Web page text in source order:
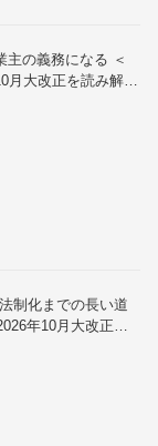
主の義務になる ＜
月大改正を読み解く
制化までの長い道
年10月大改正を